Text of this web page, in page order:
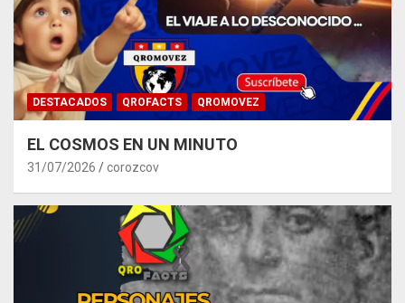
DESTACADOS QROFACTS QROMOVEZ
EL COSMOS EN UN MINUTO
31/07/2026 corozcov